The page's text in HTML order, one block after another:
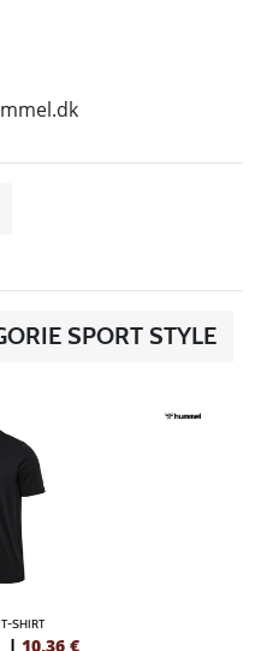
SPORT STYLE
SHIRT
| 10,36 €